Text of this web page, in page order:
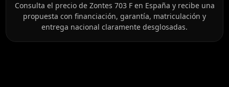
Consulta el precio de Zontes 703 F en España y recibe una
propuesta con financiación, garantía, matriculación y
entrega nacional claramente desglosadas.